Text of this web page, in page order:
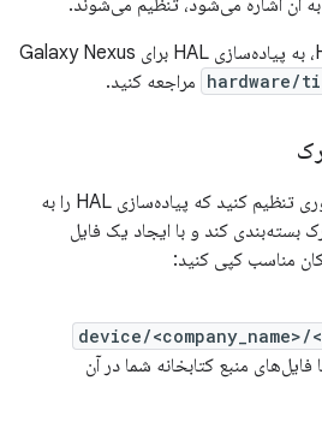
برای مثالی از پیاده‌سازی HAL، به پیاده‌سازی HAL برای Galaxy Nexus
hardware/ مراجعه کنید.
سیستم ساخت اندروید را طوری تنظیم کنید که پیاده‌سازی HAL را به
بسته‌بندی کند و با ایجاد یک فایل
مناسب کپی کنید:
device/<company_name>/
فایل‌های منبع کتابخانه شما در آن